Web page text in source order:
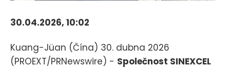
30.04.2026, 10:02
Kuang-Jüan (Čína) 30. dubna 2026
(PROEXT/PRNewswire) - Společnost SINEXCEL